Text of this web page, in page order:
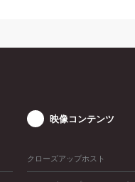
映像コンテンツ
クローズアップホスト